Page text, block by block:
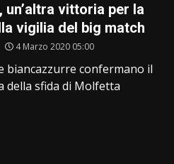
un’altra vittoria per la
vigilia del big match
4 Marzo 2020 05:00
biancazzurre confermano il
della sfida di Molfetta